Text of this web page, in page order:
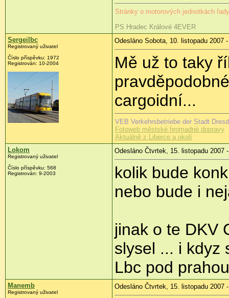
Stránky o motorových jednotkách
PS Hradec Králové 4EVER
Sergeilbc
Registrovaný uživatel
Číslo příspěvku: 1972
Registrován: 10-2004
Odesláno Sobota, 10. listopadu 2007
Mě už to taky
cargoidní...
VEB Verkehrsbetriebe der Stadt
Fotoweb městské hromadné dopravy
Aktuálně z Liberce a okolí
Lokom
Registrovaný uživatel
Číslo příspěvku: 568
Registrován: 9-2003
Odesláno Čtvrtek, 15. listopadu 2007
kolik bude
nebo bude i
jinak o te DKV
slysel ... i kdyz
Lbc pod
Manemb
Registrovaný uživatel
Odesláno Čtvrtek, 15. listopadu 2007